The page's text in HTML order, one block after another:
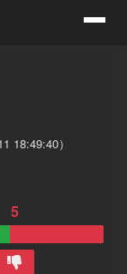
18:49:40）
5